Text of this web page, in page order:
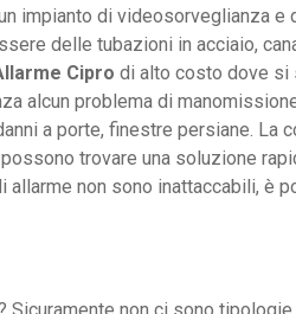
impianto di videosorveglianza e
delle tubazioni in acciaio,
Cipro di alto costo dove si
alcun problema di
a porte, finestre persiane. La
trovare una soluzione
non sono inattaccabili, è